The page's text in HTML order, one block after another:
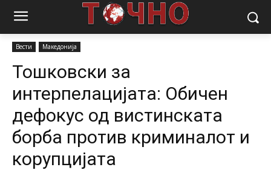
Почетна
Тошковски за интерпелацијата: Обичен дефокус
Вести Македонија
Тошковски за
интерпелацијата: Обичен
дефокус од вистинската
борба против криминалот и
корупцијата